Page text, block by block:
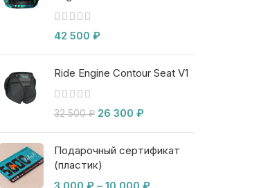
42 500 ₽
Ride Engine Contour Seat V1
32 500₽ 26 300 ₽
Подарочный сертификат
(пластик)